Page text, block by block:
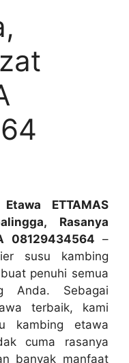
ETTAMAS
Rasanya
08129434564 –
susu kambing
penuhi semua
Anda. Sebagai
terbaik, kami
kambing etawa
cuma rasanya
banyak manfaat